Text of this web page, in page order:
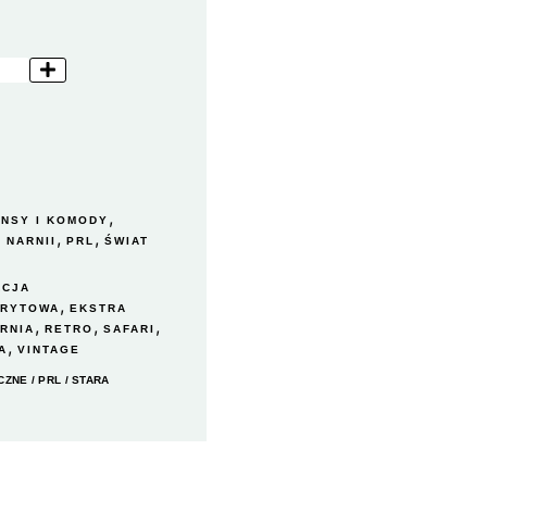
I KOMODY ,
NARNII , PRL , ŚWIAT
, EKSTRA
, RETRO , SAFARI ,
, VINTAGE
/PRL / STARA